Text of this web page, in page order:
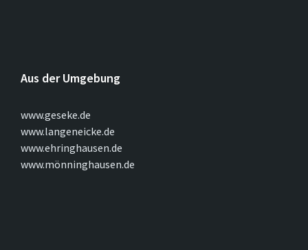
Aus der Umgebung
www.geseke.de
www.langeneicke.de
www.ehringhausen.de
www.mönninghausen.de